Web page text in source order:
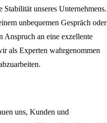
unseres Unternehmens.
unbequemen Gespräch oder
Anspruch an eine exzellente
als Experten wahrgenommen
uns, Kunden und